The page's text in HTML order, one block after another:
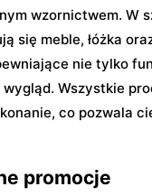
wzornictwem. W
się meble, łóżka
nie tylko
Wszystkie
co pozwala
promocje